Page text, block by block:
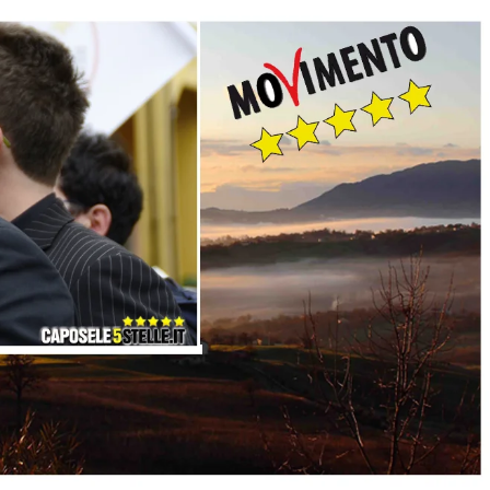
Informazione
al biologico italiano
Il settore è a
Evidenza Informazione News
Acque sempre agitate tra i
democratici di Caposele